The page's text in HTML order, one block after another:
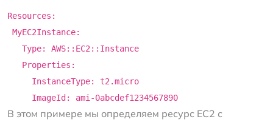
Resources:
MyEC2Instance:
Type: AWS::EC2::Instance
Properties:
InstanceType: t2.micro
ImageId: ami-0abcdef1234567890
В этом примере мы определяем ресурс EC2 с